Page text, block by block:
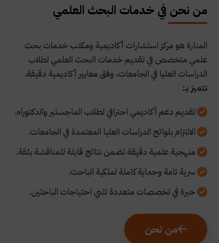
من نحن في خدمات البحث العلمي
المنارة هو مركز استشارات أكاديمية ومكتب خدمات بحث
علمي متخصص في تقديم خدمات البحث العلمي لطلاب
الدراسات العليا في الجامعات، وفق معايير أكاديمية دقيقة.
نتميز بـ:
تقديم دعم أكاديمي احترافي لطلاب الماجستير والدكتوراه.
الالتزام بلوائح الدراسات العليا المعتمدة في الجامعات.
منهجية علمية دقيقة تضمن نتائج قابلة للمناقشة بثقة.
سرية تامة وحماية كاملة لملكية الباحث.
خبرة في تخصصات متعددة تلبي احتياجات الباحثين.
من نحن